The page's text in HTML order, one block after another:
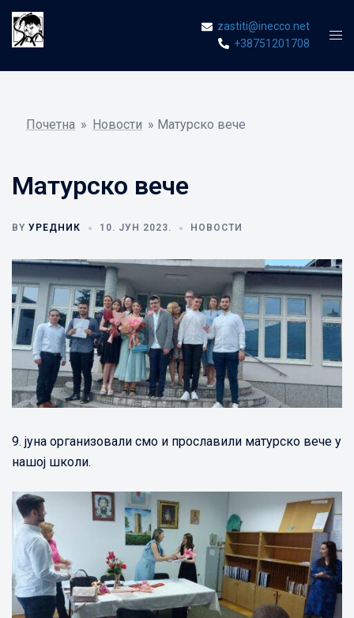
Skip
content
zastiti@inecco.net
+38751201708
Почетна » Новости » Матурско вече
Матурско вече
BY УРЕДНИК 10. ЈУН 2023. НОВОСТИ
9. јуна организовали смо и прославили матурско вече у
нашој школи.